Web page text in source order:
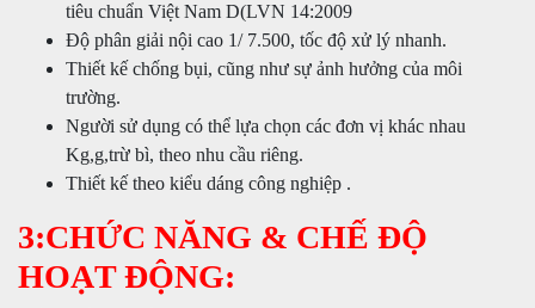
tiêu chuẩn Việt Nam D(LVN 14:2009
Độ phân giải nội cao 1/ 7.500, tốc độ xử lý nhanh.
Thiết kế chống bụi, cũng như sự ảnh hưởng của môi
trường.
Người sử dụng có thể lựa chọn các đơn vị khác nhau
Kg,g,trừ bì, theo nhu cầu riêng.
Thiết kế theo kiểu dáng công nghiệp .
3:CHỨC NĂNG & CHẾ ĐỘ
HOẠT ĐỘNG: